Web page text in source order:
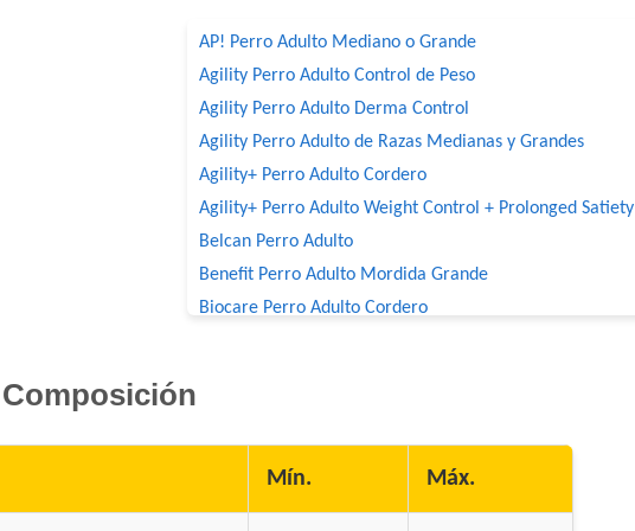
AP! Perro Adulto Mediano o Grande
Agility Perro Adulto Control de Peso
Agility Perro Adulto Derma Control
Agility Perro Adulto de Razas Medianas y Grandes
Agility+ Perro Adulto Cordero
Agility+ Perro Adulto Weight Control + Prolonged Satiety
Belcan Perro Adulto
Benefit Perro Adulto Mordida Grande
Biocare Perro Adulto Cordero
Boorton Perro Adulto
Brio Perro Adulto
Composición
Mín. Máx.